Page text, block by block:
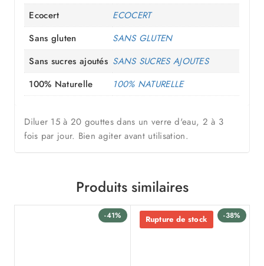
Ecocert
ECOCERT
Sans gluten
SANS GLUTEN
Sans sucres ajoutés SANS SUCRES AJOUTES
100% Naturelle
100% NATURELLE
Diluer 15 à 20 gouttes dans un verre d'eau, 2 à 3
fois par jour. Bien agiter avant utilisation.
Produits similaires
-41% -38%
Rupture de stock